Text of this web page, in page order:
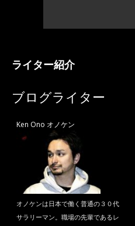
ライター紹介
ブログライター
Ken Ono オノケン
オノケンは日本で働く普通の３０代
サラリーマン。職場の先輩であるレ